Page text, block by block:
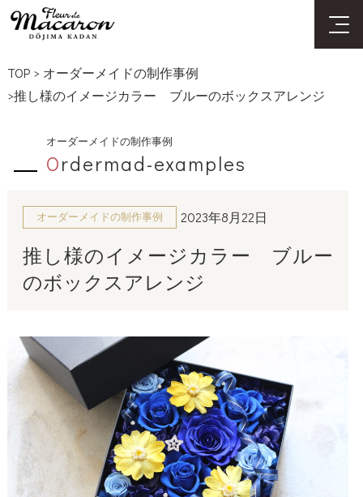
TOP> オーダーメイドの制作事例
>推し様のイメージカラー ブルーのボックスアレンジ
オーダーメイドの制作事例
Ordermad-examples
オーダーメイドの制作事例 2023年8月22日
推し様のイメージカラー ブルー
のボックスアレンジ